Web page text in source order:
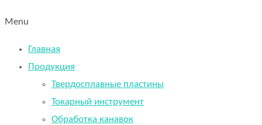
Menu
Главная
Продукция
Твердосплавные пластины
Токарный инструмент
Обработка канавок